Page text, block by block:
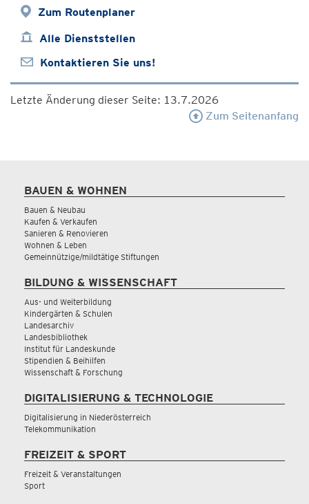
Zum Routenplaner
Alle Dienststellen
Kontaktieren Sie uns!
Letzte Änderung dieser Seite: 13.7.2026
Zum Seitenanfang
BAUEN & WOHNEN
Bauen & Neubau
Kaufen & Verkaufen
Sanieren & Renovieren
Wohnen & Leben
Gemeinnützige/mildtätige Stiftungen
BILDUNG & WISSENSCHAFT
Aus- und Weiterbildung
Kindergärten & Schulen
Landesarchiv
Landesbibliothek
Institut für Landeskunde
Stipendien & Beihilfen
Wissenschaft & Forschung
DIGITALISIERUNG & TECHNOLOGIE
Digitalisierung in Niederösterreich
Telekommunikation
FREIZEIT & SPORT
Freizeit & Veranstaltungen
Sport